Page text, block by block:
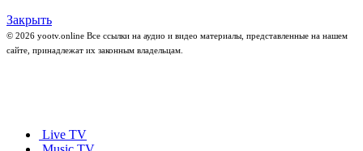
Закрыть
© 2026 yootv.online Все ссылки на аудио и видео материалы, представленные на нашем
сайте, принадлежат их законным владельцам.
Live TV